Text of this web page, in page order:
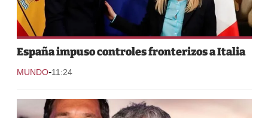
España impuso controles fronterizos a Italia
MUNDO-11:24